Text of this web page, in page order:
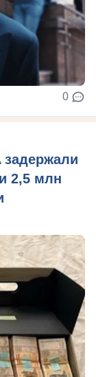
0
задержали
2,5 млн